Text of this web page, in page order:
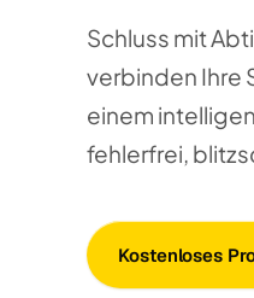
Schluss mit
verbinden Ihre
einem
fehlerfrei,
Kostenloses